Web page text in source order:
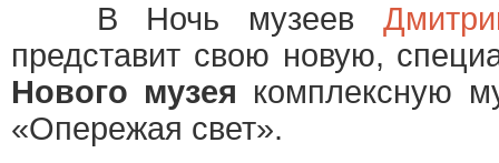
В Ночь музеев
представит свою новую,
Нового музея комплексную
«Опережая свет».